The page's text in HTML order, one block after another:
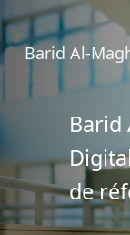
Barid Al-
Barid
de